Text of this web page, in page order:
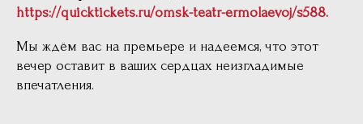
https://quicktickets.ru/omsk-teatr-ermolaevoj/s588.
Мы ждём вас на премьере и надеемся, что этот
вечер оставит в ваших сердцах неизгладимые
впечатления.